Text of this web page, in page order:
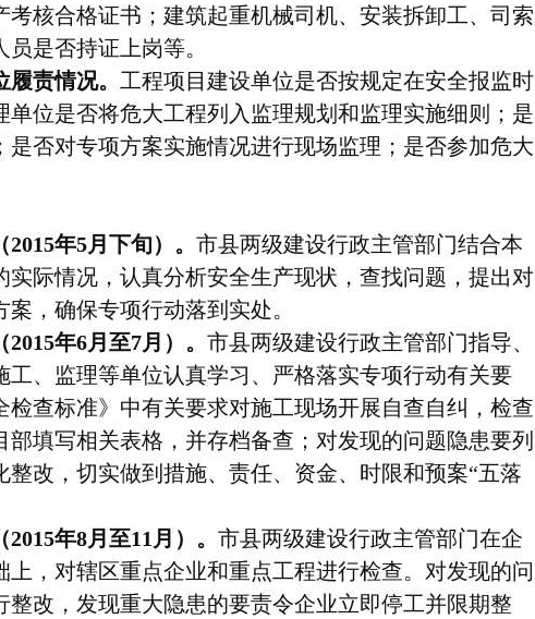
考核合格证书；建筑起重机械司机、安装拆卸工、司索
是否持证上岗等。
责情况。 工程项目建设单位是否按规定在安全报监时
单位是否将危大工程列入监理规划和监理实施细则；是
是否对专项方案实施情况进行现场监理；是否参加危大
2015年5月下旬）。 市县两级建设行政主管部门结合本
实际情况，认真分析安全生产现状，查找问题，提出对
，确保专项行动落到实处。
2015年6月至7月）。 市县两级建设行政主管部门指导、
工、监理等单位认真学习、严格落实专项行动有关要
检查标准》中有关要求对施工现场开展自查自纠，检查
填写相关表格，并存档备查；对发现的问题隐患要列
整改，切实做到措施、责任、资金、时限和预案“五落
2015年8月至11 月）。 市县两级建设行政主管部门在企
上，对辖区重点企业和重点工程进行检查。对发现的问
整改，发现重大隐患的要责令企业立即停工并限期整